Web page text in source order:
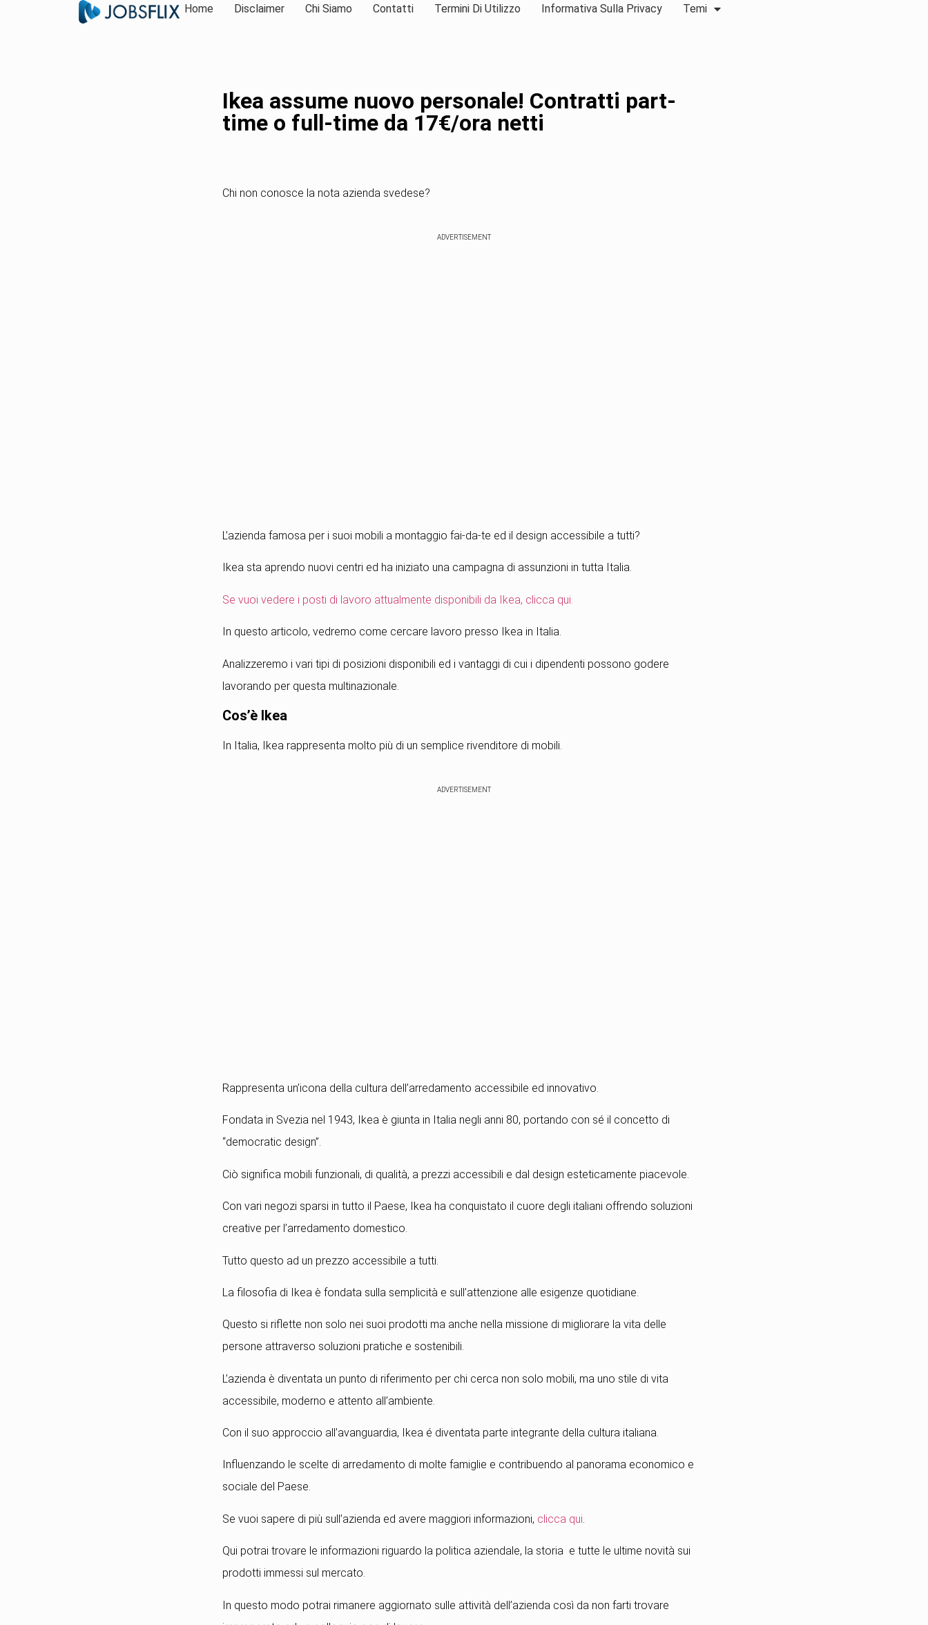
Home Disclaimer Chi Siamo Contatti Termini Di Utilizzo Informativa Sulla Privacy Temi
Ikea assume nuovo personale! Contratti part-
time o full-time da 17€/ora netti
Chi non conosce la nota azienda svedese?
ADVERTISEMENT
L’azienda famosa per i suoi mobili a montaggio fai-da-te ed il design accessibile a tutti?
Ikea sta aprendo nuovi centri ed ha iniziato una campagna di assunzioni in tutta Italia.
Se vuoi vedere i posti di lavoro attualmente disponibili da Ikea, clicca qui.
In questo articolo, vedremo come cercare lavoro presso Ikea in Italia.
Analizzeremo i vari tipi di posizioni disponibili ed i vantaggi di cui i dipendenti possono godere
lavorando per questa multinazionale.
Cos’è Ikea
In Italia, Ikea rappresenta molto più di un semplice rivenditore di mobili.
ADVERTISEMENT
Rappresenta un’icona della cultura dell’arredamento accessibile ed innovativo.
Fondata in Svezia nel 1943, Ikea è giunta in Italia negli anni 80, portando con sé il concetto di
“democratic design”.
Ciò significa mobili funzionali, di qualità, a prezzi accessibili e dal design esteticamente piacevole.
Con vari negozi sparsi in tutto il Paese, Ikea ha conquistato il cuore degli italiani offrendo soluzioni
creative per l’arredamento domestico.
Tutto questo ad un prezzo accessibile a tutti.
La filosofia di Ikea è fondata sulla semplicità e sull’attenzione alle esigenze quotidiane.
Questo si riflette non solo nei suoi prodotti ma anche nella missione di migliorare la vita delle
persone attraverso soluzioni pratiche e sostenibili.
L’azienda è diventata un punto di riferimento per chi cerca non solo mobili, ma uno stile di vita
accessibile, moderno e attento all’ambiente.
Con il suo approccio all’avanguardia, Ikea é diventata parte integrante della cultura italiana.
Influenzando le scelte di arredamento di molte famiglie e contribuendo al panorama economico e
sociale del Paese.
Se vuoi sapere di più sull’azienda ed avere maggiori informazioni, clicca qui.
Qui potrai trovare le informazioni riguardo la politica aziendale, la storia e tutte le ultime novità sui
prodotti immessi sul mercato.
In questo modo potrai rimanere aggiornato sulle attività dell’azienda così da non farti trovare